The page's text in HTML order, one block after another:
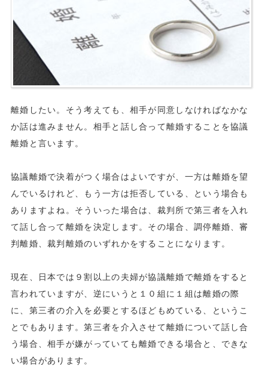
離婚したい。そう考えても、相手が同意しなければなかな
か話は進みません。相手と話し合って離婚することを協議
離婚と言います。
協議離婚で決着がつく場合はよいですが、一方は離婚を望
んでいるけれど、もう一方は拒否している、という場合も
ありますよね。そういった場合は、裁判所で第三者を入れ
て話し合って離婚を決定します。その場合、調停離婚、審
判離婚、裁判離婚のいずれかをすることになります。
現在、日本では９割以上の夫婦が協議離婚で離婚をすると
言われていますが、逆にいうと１０組に１組は離婚の際
に、第三者の介入を必要とするほどもめている、というこ
とでもあります。第三者を介入させて離婚について話し合
う場合、相手が嫌がっていても離婚できる場合と、できな
い場合があります。